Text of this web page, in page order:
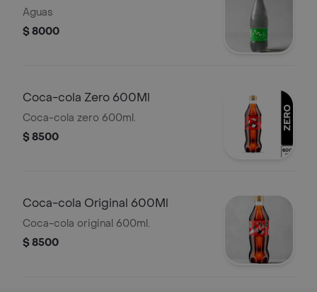
Aguas
$ 8000
Coca-cola Zero 600Ml
Coca-cola zero 600ml.
$ 8500
Coca-cola Original 600Ml
Coca-cola original 600ml.
$ 8500